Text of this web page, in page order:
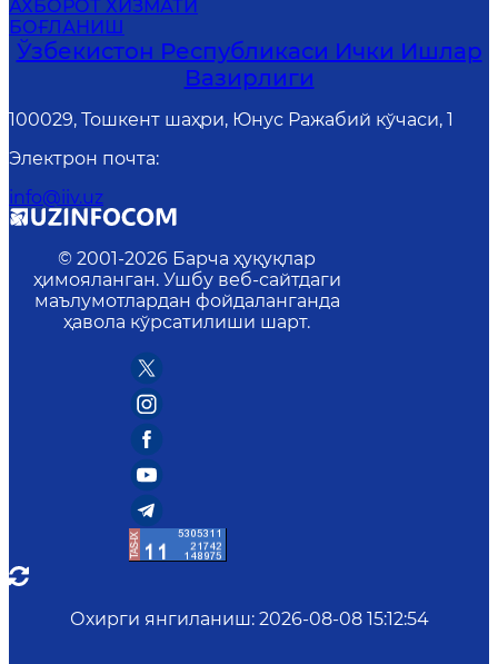
АХБОРОТ ХИЗМАТИ
БОҒЛАНИШ
Ўзбекистон Республикаси Ички Ишлар
Вазирлиги
100029, Тошкент шаҳри, Юнус Ражабий кўчаси, 1
Электрон почта:
info@iiv.uz
© 2001-2026 Барча ҳуқуқлар
ҳимояланган. Ушбу веб-сайтдаги
маълумотлардан фойдаланганда
ҳавола кўрсатилиши шарт.
Охирги янгиланиш: 2026-08-08 15:12:54